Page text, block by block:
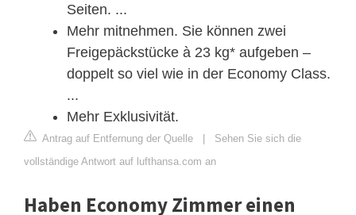
Seiten. ...
Mehr mitnehmen. Sie können zwei
Freigepäckstücke à 23 kg* aufgeben –
doppelt so viel wie in der Economy Class.
...
Mehr Exklusivität.
Antrag auf Entfernung der Quelle | Sehen Sie sich die
vollständige Antwort auf lufthansa.com an
Haben Economy Zimmer einen